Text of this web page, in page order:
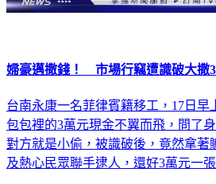
婦豪邁撒錢！ 市場行竊遭識破大撒
台南永康一名菲律賓籍移工，17日早
包包裡的3萬元現金不翼而飛，問了
對方就是小偷，被識破後，竟然拿著
及熱心民眾聯手逮人，還好3萬元一